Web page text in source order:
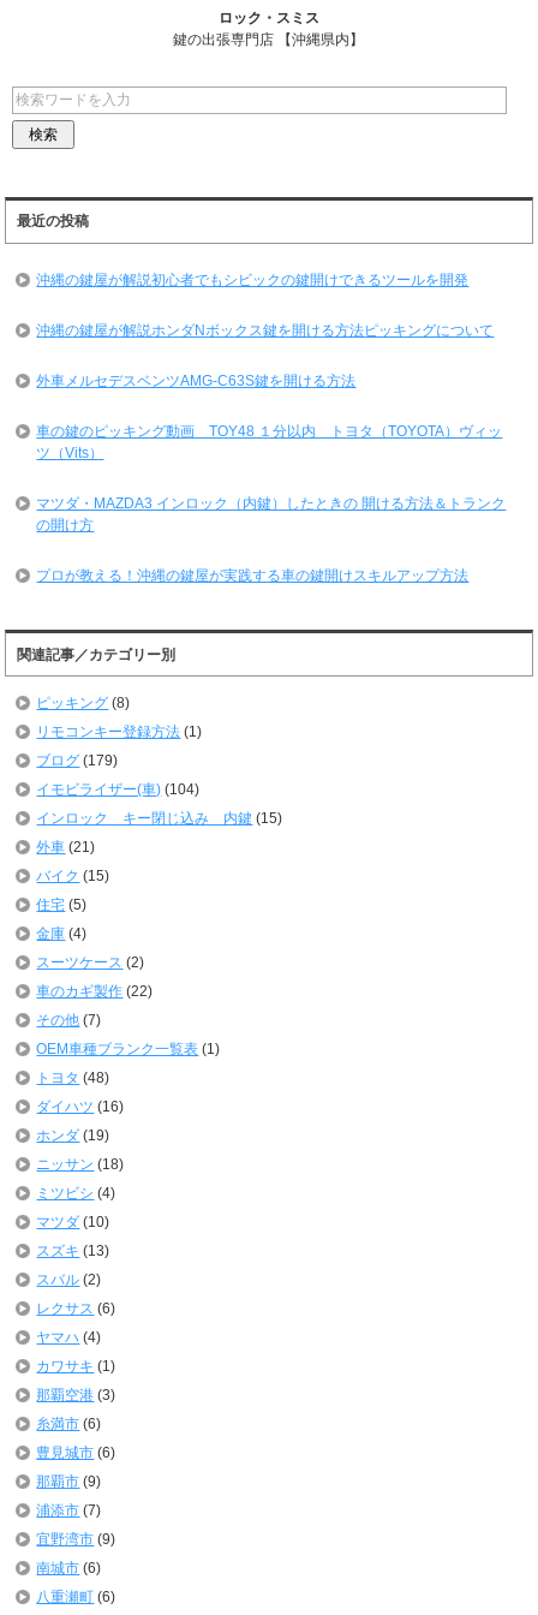
ロック・スミス
鍵の出張専門店 【沖縄県内】
最近の投稿
沖縄の鍵屋が解説初心者でもシビックの鍵開けできるツールを開発
沖縄の鍵屋が解説ホンダNボックス鍵を開ける方法ピッキングについて
外車メルセデスベンツAMG-C63S鍵を開ける方法
車の鍵のピッキング動画 TOY48 １分以内 トヨタ（TOYOTA）ヴィッ
ツ（Vits）
マツダ・MAZDA3 インロック（内鍵）したときの 開ける方法＆トランク
の開け方
プロが教える！沖縄の鍵屋が実践する車の鍵開けスキルアップ方法
関連記事／カテゴリー別
ピッキング (8)
リモコンキー登録方法 (1)
ブログ (179)
イモビライザー(車) (104)
インロック キー閉じ込み 内鍵 (15)
外車 (21)
バイク (15)
住宅 (5)
金庫 (4)
スーツケース (2)
車のカギ製作 (22)
その他 (7)
OEM車種ブランク一覧表 (1)
トヨタ (48)
ダイハツ (16)
ホンダ (19)
ニッサン (18)
ミツビシ (4)
マツダ (10)
スズキ (13)
スバル (2)
レクサス (6)
ヤマハ (4)
カワサキ (1)
那覇空港 (3)
糸満市 (6)
豊見城市 (6)
那覇市 (9)
浦添市 (7)
宜野湾市 (9)
南城市 (6)
八重瀬町 (6)